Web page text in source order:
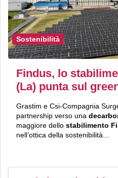
Sostenibilità
Findus, lo
(La) punta sul
Grastim e Csi-Compagnia
partnership verso una
maggiore dello stabilimento
nell’ottica della sostenibilità...